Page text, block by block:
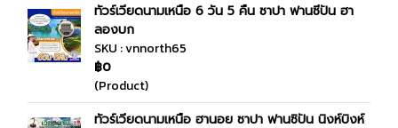
ทัวร์เวียดนามเหนือ 6 วัน 5 คืน ซาปา ฟานซีปัน ฮา
ลองบก
SKU : vnnorth65
฿0
(Product)
ทัวร์เวียดนามเหนือ ฮานอย ซาปา ฟานซิปัน นิงห์บิงห์